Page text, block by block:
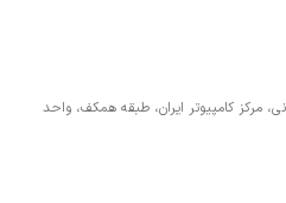
مرکز کامپیوتر ایران، طبقه همکف، واحد